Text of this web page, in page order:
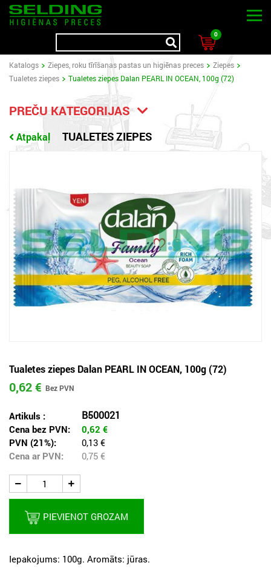
0
Katalogs Ziepes, roku tīrīšanas pastas un higiēnas preces
Ziepes
Tualetes ziepes
Tualetes ziepes Dalan PEARL IN OCEAN, 100g (72)
PREČU KATEGORIJAS
Atpakaļ TUALETES ZIEPES
Tualetes ziepes Dalan PEARL IN OCEAN, 100g (72)
0,62 €
Artikuls : B500021
Cena bez PVN: 0,62 €
PVN (21%):
0,13 €
Cena ar PVN:
0,75 €
PIEVIENOT GROZAM
Iepakojums: 100g. Aromāts: jūras.